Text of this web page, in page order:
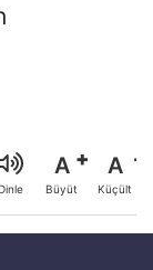
A
Büyüt
A
Küçült